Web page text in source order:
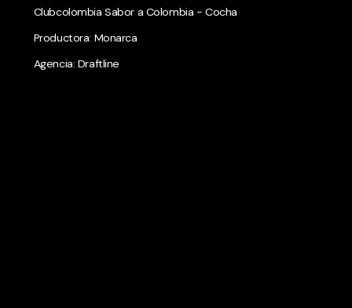
Clubcolombia Sabor a Colombia - Cocha
Productora: Monarca
Agencia: Draftline